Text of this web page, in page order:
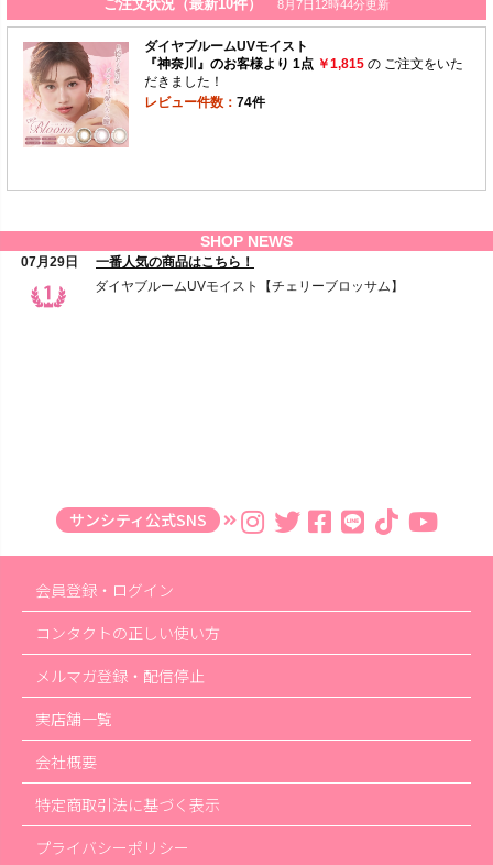
サンシティ公式SNS
会員登録・ログイン
コンタクトの正しい使い方
メルマガ登録・配信停止
実店舗一覧
会社概要
特定商取引法に基づく表示
プライバシーポリシー